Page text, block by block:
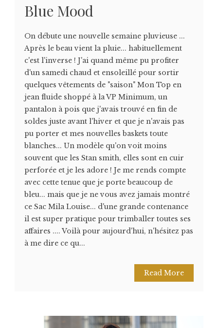
Blue Mood
On débute une nouvelle semaine pluvieuse ...
Après le beau vient la pluie... habituellement
c'est l'inverse ! J'ai quand même pu profiter
d'un samedi chaud et ensoleillé pour sortir
quelques vêtements de "saison" Mon Top en
jean fluide shoppé à la VP Minimum, un
pantalon à pois que j'avais trouvé en fin de
soldes juste avant l'hiver et que je n'avais pas
pu porter et mes nouvelles baskets toute
blanches... Un modèle qu'on voit moins
souvent que les Stan smith, elles sont en cuir
perforée et je les adore ! Je me rends compte
avec cette tenue que je porte beaucoup de
bleu... mais que je ne vous avez jamais montré
ce Sac Mila Louise... d'une grande contenance
il est super pratique pour trimballer toutes ses
affaires .... Voilà pour aujourd'hui, n'hésitez pas
à me dire ce qu...
Read More